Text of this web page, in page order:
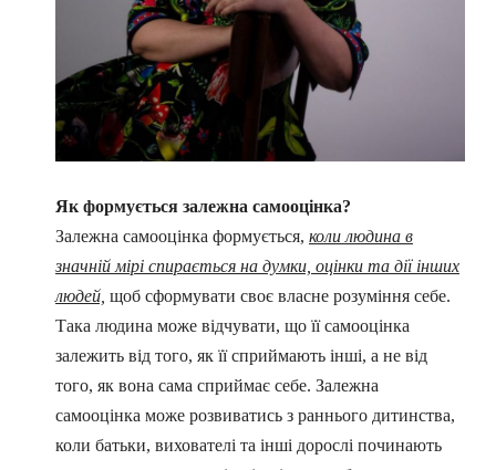
Як формується залежна самооцінка?
Залежна самооцінка формується, коли людина в
значній мірі спирається на думки, оцінки та дії інших
людей, щоб сформувати своє власне розуміння себе.
Така людина може відчувати, що її самооцінка
залежить від того, як її сприймають інші, а не від
того, як вона сама сприймає себе. Залежна
самооцінка може розвиватись з раннього дитинства,
коли батьки, вихователі та інші дорослі починають